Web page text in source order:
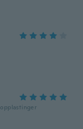
opplastinger